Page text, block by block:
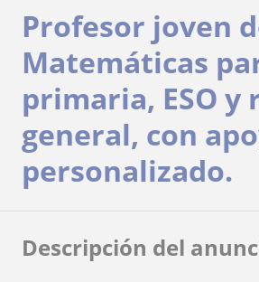
Profesor joven
Matemáticas
primaria, ESO y
general, con
personalizado.
Descripción del